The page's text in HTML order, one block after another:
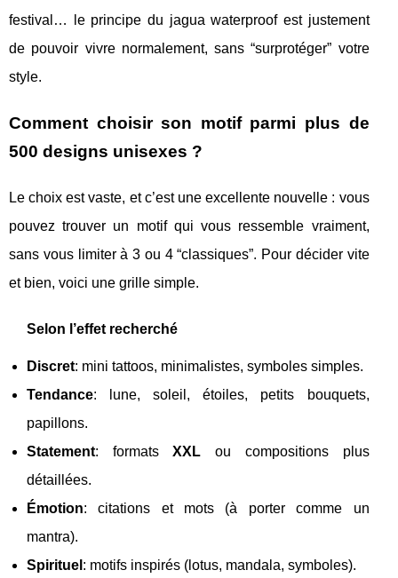
festival… le principe du jagua waterproof est justement
de pouvoir vivre normalement, sans “surprotéger” votre
style.
Comment choisir son motif parmi plus de
500 designs unisexes ?
Le choix est vaste, et c’est une excellente nouvelle : vous
pouvez trouver un motif qui vous ressemble vraiment,
sans vous limiter à 3 ou 4 “classiques”. Pour décider vite
et bien, voici une grille simple.
Selon l’effet recherché
Discret: mini tattoos, minimalistes, symboles simples.
Tendance: lune, soleil, étoiles, petits bouquets,
papillons.
Statement: formatsXXL ou compositions plus
détaillées.
Émotion: citations et mots (à porter comme un
mantra).
Spirituel : motifs inspirés (lotus, mandala, symboles).